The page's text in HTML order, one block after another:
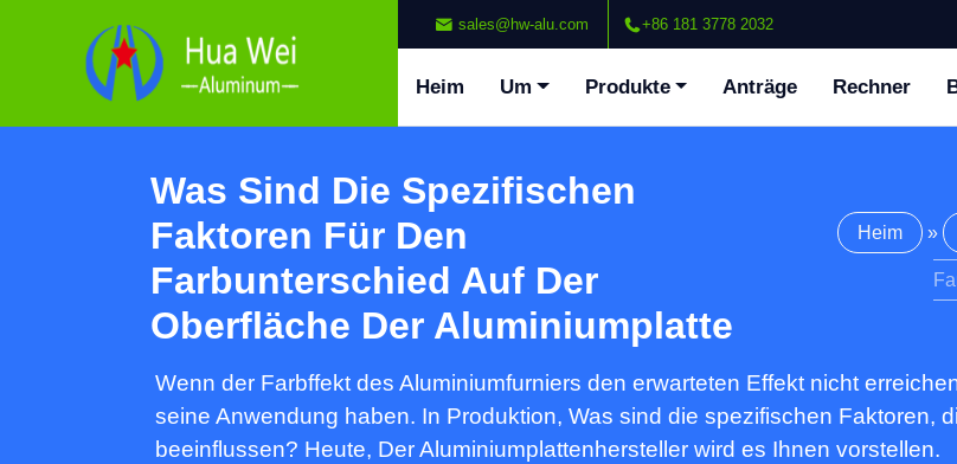
sales@hw-alu.com +86 181 3778 2032
Heim Um Produkte Anträge Rechner
Was Sind Die Spezifischen
Faktoren Für Den
Farbunterschied Auf Der
Oberfläche Der Aluminiumplatte
Heim »
Wenn der Farbffekt des Aluminiumfurniers den erwarteten Effekt nicht
seine Anwendung haben. In Produktion, Was sind die spezifischen Faktoren,
beeinflussen? Heute, Der Aluminiumplattenhersteller wird es Ihnen vorstellen.